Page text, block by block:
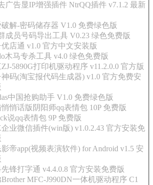
广告显IP增强插件 NtrQQ插件 v7.1.2 最新
解-密码储存器 V1.0 免费绿色版
成员号码导出工具 V0.23 绿色免费版
店通 v1.0 官方中文安装版
木马专杀工具 v4.0 绿色免费版
5890G打印机驱动程序 v11.2.0.0 官方版
神码(淘宝报代码生成器) v1.0 官方免费安
中国抢购助手 V1.0 免费绿色版
悄话版阴阳师qq表情包 10P 免费版
说qq表情包 9P 免费版
企业微信插件(win版) v1.0.2.43 官方安装免
帝app(视频表演软件) for Android v1.5 安
锋打字通 v4.4.0.8 官方安装免费版
Brother MFC-J990DN一体机驱动程序 C1